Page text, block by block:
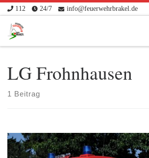
Zum Inhalt springen
112 24/7 info@feuerwehrbrakel.de
LG Frohnhausen
1 Beitrag